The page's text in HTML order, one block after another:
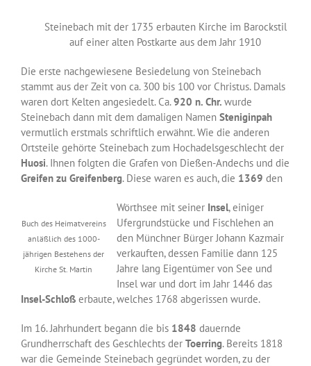
Steinebach mit der 1735 erbauten Kirche im Barockstil
auf einer alten Postkarte aus dem Jahr 1910
Die erste nachgewiesene Besiedelung von Steinebach
stammt aus der Zeit von ca. 300 bis 100 vor Christus. Damals
waren dort Kelten angesiedelt. Ca.920 n. Chr. wurde
Steinebach dann mit dem damaligen Namen Steniginpah
vermutlich erstmals schriftlich erwähnt. Wie die anderen
Ortsteile gehörte Steinebach zum Hochadelsgeschlecht der
Huosi. Ihnen folgten die Grafen von Dießen-Andechs und die
Greifen zu Greifenberg. Diese waren es auch, die 1369 den
Buch des Heimatvereins
anläßlich des 1000-
jährigen Bestehens der
Kirche St. Martin
Wörthsee mit seiner Insel, einiger
Ufergrundstücke und Fischlehen an
den Münchner Bürger Johann Kazmair
verkauften, dessen Familie dann 125
Jahre lang Eigentümer von See und
Insel war und dort im Jahr 1446 das
Insel-Schloß erbaute, welches 1768 abgerissen wurde.
Im 16. Jahrhundert begann die bis 1848 dauernde
Grundherrschaft des Geschlechts der Toerring. Bereits 1818
war die Gemeinde Steinebach gegründet worden, zu der